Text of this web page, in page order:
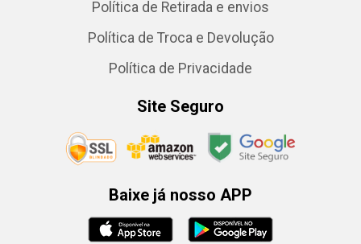
Política de Retirada e envios
Política de Troca e Devolução
Política de Privacidade
Site Seguro
Baixe já nosso APP